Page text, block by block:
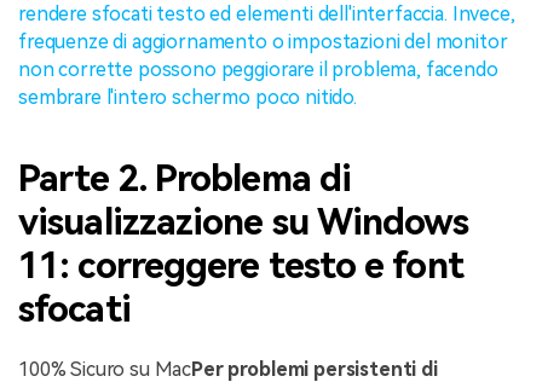
rendere sfocati testo ed elementi dell'interfaccia. Invece,
frequenze di aggiornamento o impostazioni del monitor
non corrette possono peggiorare il problema, facendo
sembrare l'intero schermo poco nitido.
Parte 2. Problema di
visualizzazione su Windows
11: correggere testo e font
sfocati
100% Sicuro su MacPer problemi persistenti di